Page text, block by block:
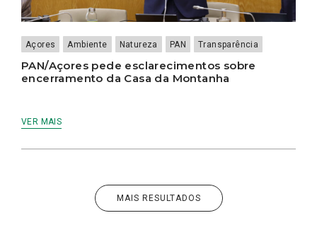
Açores Ambiente Natureza PAN Transparência
PAN/Açores pede esclarecimentos sobre
encerramento da Casa da Montanha
VER MAIS
MAIS RESULTADOS